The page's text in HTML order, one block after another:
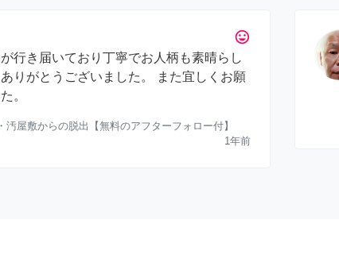
tag_faces
行き届いており丁寧でお人柄も素晴らし
りがとうございました。 また宜しくお願
。
汚屋敷からの脱出【無料のアフターフォロー付】
1年前